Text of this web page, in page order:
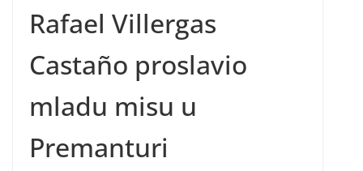
Rafael Villergas
Castaño proslavio
mladu misu u
Premanturi